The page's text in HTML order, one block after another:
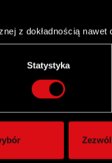
z dokładnością nawet
je
oraz ustaw
swoją zgodę w
aby oferować funkcje
połączyć te
usług. Kontynuując
Statystyka